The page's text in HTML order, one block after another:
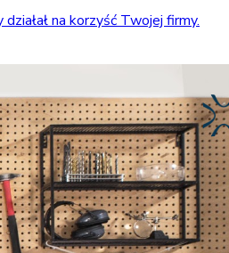
na korzyść Twojej firmy.